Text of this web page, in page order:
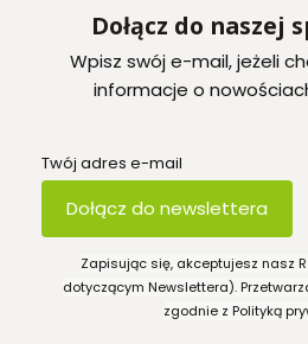
Dołącz do naszej
Wpisz swój e-mail, jeżeli
informacje o
Twój adres e-mail
Dołącz do newslettera
Zapisując się, akceptujesz nasz
dotyczącym Newslettera).
zgodnie z Polityką